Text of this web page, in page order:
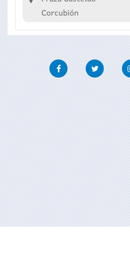
Corcubión
Facebook